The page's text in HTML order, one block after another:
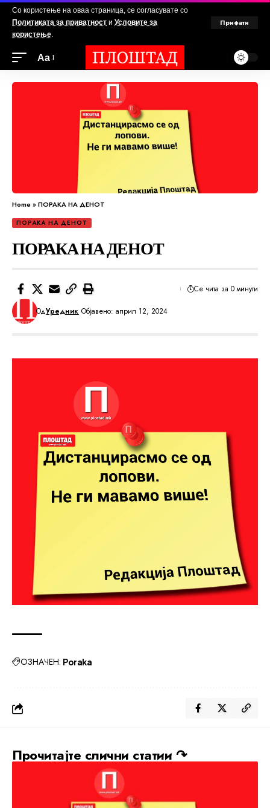
Со користење на оваа страница, се согласувате со
Политиката за приватност и Условите за
користење.
Прифати
Аа
Home»ПОРАКА НА ДЕНОТ
ПОРАКА НА ДЕНОТ
ПОРАКА НА ДЕНОТ
ОдУредник Објавено: април 12, 2024
Се чита за 0 минути
ОЗНАЧЕН: Poraka
Прочитајте слични статии ↷